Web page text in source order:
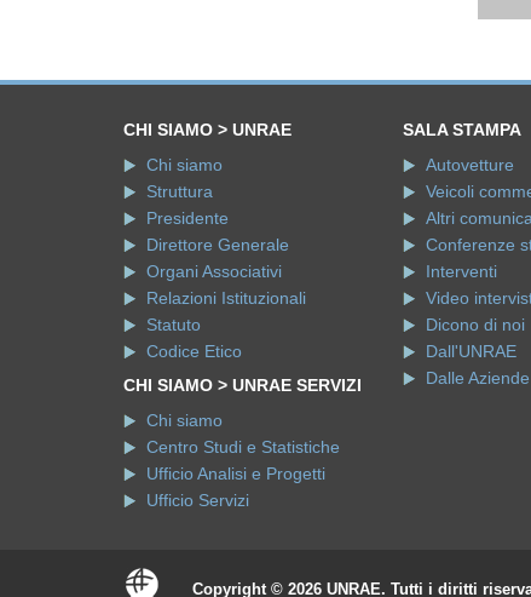
CHI SIAMO > UNRAE
Chi siamo
Struttura
Presidente
Direttore Generale
Organi Associativi
Relazioni Istituzionali
Statuto
Codice Etico
CHI SIAMO > UNRAE SERVIZI
Chi siamo
Centro Studi e Statistiche
Ufficio Analisi e Progetti
Ufficio Servizi
SALA STAMPA
Autovetture
Veicoli
Altri
Conferenze
Interventi
Video
Dicono di noi
Dall'UNRAE
Dalle
Copyright © 2026 UNRAE. Tutti i diritti